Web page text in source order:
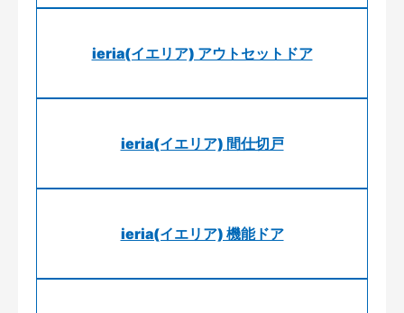
ieria(イエリア) アウトセットドア
ieria(イエリア) 間仕切戸
ieria(イエリア) 機能ドア